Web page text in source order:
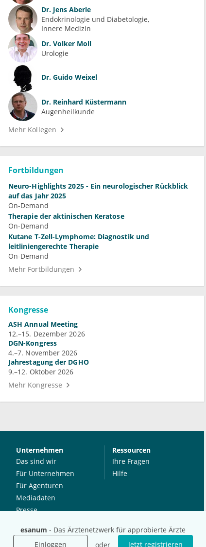
esanum - Das Ärztenetzwerk für approbierte Ärzte
Einloggen
oder Jetzt registrieren
Dr. Jens Aberle
Endokrinologie und Diabetologie
Innere Medizin
Dr. Volker Moll
Urologie
Dr. Guido Weixel
Dr. Reinhard Küstermann
Augenheilkunde
Mehr Kollegen
Fortbildungen
Neuro-Highlights 2025 - Ein neurologischer Rückblick
auf das Jahr 2025
On-Demand
Therapie der aktinischen Keratose
On-Demand
Kutane T-Zell-Lymphome: Diagnostik und
leitliniengerechte Therapie
On-Demand
Mehr Fortbildungen
Kongresse
ASH Annual Meeting
12.–15. Dezember 2026
DGN-Kongress
4.–7. November 2026
Jahrestagung der DGHO
9.–12. Oktober 2026
Mehr Kongresse
Unternehmen
Das sind wir
Für Unternehmen
Für Agenturen
Mediadaten
Presse
Jobs
Ressourcen
Ihre Fragen
Hilfe